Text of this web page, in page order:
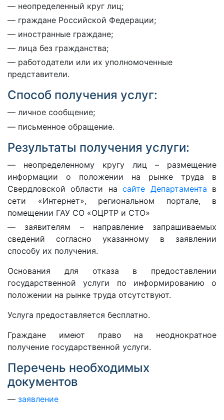
неопределенный круг лиц;
граждане Российской Федерации;
иностранные граждане;
лица без гражданства;
работодатели или их уполномоченные
представители.
Способ получения услуг:
личное сообщение;
письменное обращение.
Результаты получения услуги:
неопределенному кругу лиц – размещение
информации о положении на рынке труда в
Свердловской области насайте Департамента в
сети «Интернет», региональном портале, в
помещении ГАУ СО «ОЦРТР и СТО»
заявителям – направление запрашиваемых
сведений согласно указанному в заявлении
способу их получения.
Основания для отказа в предоставлении
государственной услуги по информированию о
положении на рынке труда отсутствуют.
Услуга предоставляется бесплатно.
Граждане имеют право на неоднократное
получение государственной услуги.
Перечень необходимых
документов
заявление